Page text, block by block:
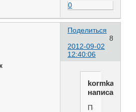
0
Поделиться
8
2012-09-02
12:40:06
kormkazan
написал(а):
Подумываю